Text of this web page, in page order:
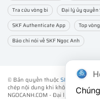
Tra cứu vòng bi
Đại lý ủy quyền
SKF Authenticate App
Top
Báo chí nói về SKF Ngọc Anh
© Bản quyền thuộcSKF NGỌC ANH
chép nội dung khi không được sự
NGOCANH.COM - Đại lý ủy quyền